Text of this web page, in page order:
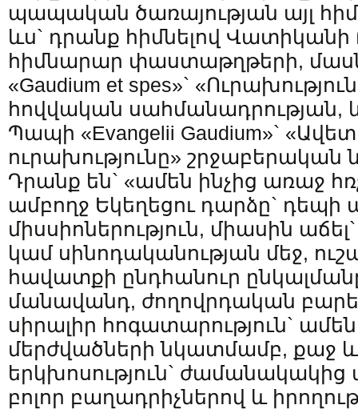
պապական ծառայության այլ
ևս` դրանք հիմնելով Վատիկանի
հիմնարար փաստաթղթերի,
«Gaudium et spes»`
հովվական սահմանադրության,
Պապի «Evangelii Gaudium»`
ուրախությունը»
Դրանք են` «ամեն ինչից առաջ
ամբողջ Եկեղեցու դարձը` դեպի
միսսիոներություն, միասին
կամ սինոդականության մեջ,
հավատքի ընդհանուր
մանավանդ, ժողովրդական
սիրալիր հոգատարություն`
մերժվածների նկատմամբ, քաջ
երկխոսություն`
բոլոր բաղադրիչներով և